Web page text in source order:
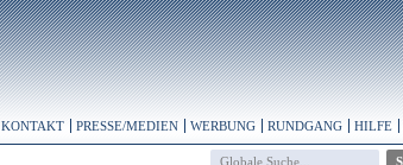
KONTAKT PRESSE/MEDIEN WERBUNG RUNDGANG HILFE